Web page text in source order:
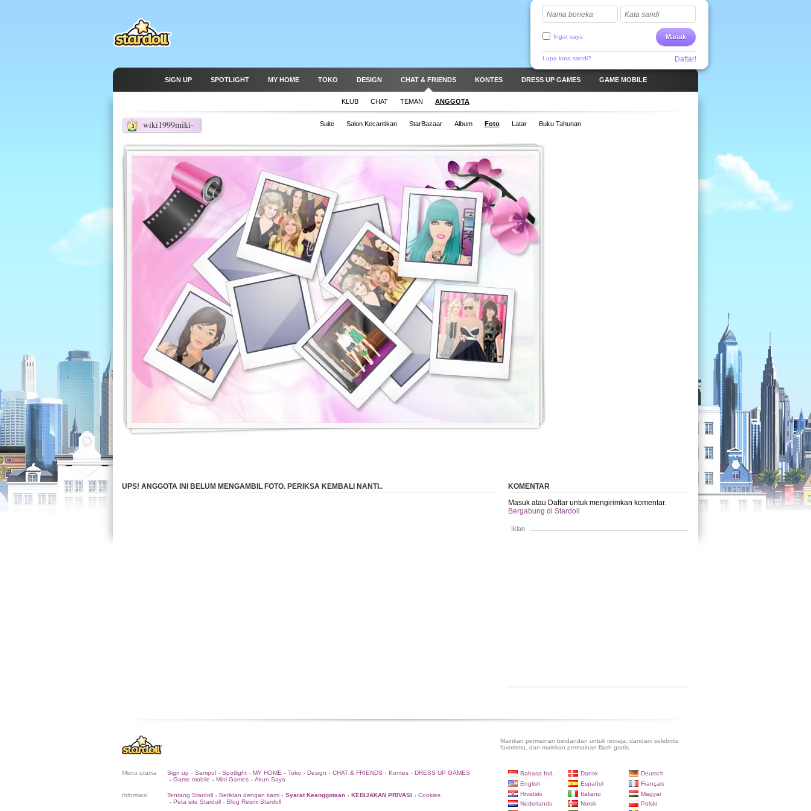
Nama boneka Kata sandi
Masuk
Ingat saya
Lupa kata sandi? Daftar!
SIGN UP SPOTLIGHT MY HOME TOKO DESIGN CHAT & FRIENDS KONTES DRESS UP GAMES GAME MOBILE
KLUB CHAT TEMAN ANGGOTA
wiki1999miki-
3 Suite Salon Kecantikan StarBazaar Album Foto Latar Buku Tahunan
UPS! ANGGOTA INI BELUM MENGAMBIL FOTO. PERIKSA KEMBALI NANTI..
KOMENTAR
Masuk atau Daftar untuk mengirimkan komentar.
Bergabung di Stardoll
Iklan
Mainkan permainan berdandan untuk remaja, dandani selebritis
favoritmu, dan mainkan permainan flash gratis.
Menu utama Sign up • Sampul • Spotlight • MY HOME • Toko • Design • CHAT & FRIENDS • Kontes • DRESS UP GAMES
• Game mobile • Mini Games • Akun Saya
Informasi Tentang Stardoll • Beriklan dengan kami • Syarat Keanggotaan • KEBIJAKAN PRIVASI • Cookies
• Peta site Stardoll • Blog Resmi Stardoll
Bahasa Ind. Dansk
Deutsch
English
Español
Français
Hrvatski
Italiano
Magyar
Nederlands
Norsk
Polski